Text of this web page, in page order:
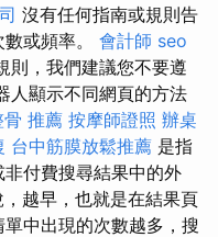
沒有任何指南或規則告
或頻率。 會計師 seo
則，我們建議您不要遵
人顯示不同網頁的方法
推薦 按摩師證照 辦桌
台中筋膜放鬆推薦 是指
付費搜尋結果中的外
越早，也就是在結果頁
中出現的次數越多，搜